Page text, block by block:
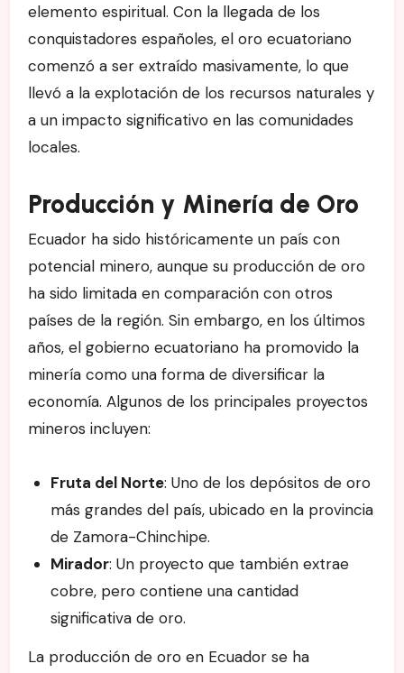
elemento espiritual. Con la llegada de los
conquistadores españoles, el oro ecuatoriano
comenzó a ser extraído masivamente, lo que
llevó a la explotación de los recursos naturales y
a un impacto significativo en las comunidades
locales.
Producción y Minería de Oro
Ecuador ha sido históricamente un país con
potencial minero, aunque su producción de oro
ha sido limitada en comparación con otros
países de la región. Sin embargo, en los últimos
años, el gobierno ecuatoriano ha promovido la
minería como una forma de diversificar la
economía. Algunos de los principales proyectos
mineros incluyen:
Fruta del Norte: Uno de los depósitos de oro
más grandes del país, ubicado en la provincia
de Zamora-Chinchipe.
Mirador: Un proyecto que también extrae
cobre, pero contiene una cantidad
significativa de oro.
La producción de oro en Ecuador se ha